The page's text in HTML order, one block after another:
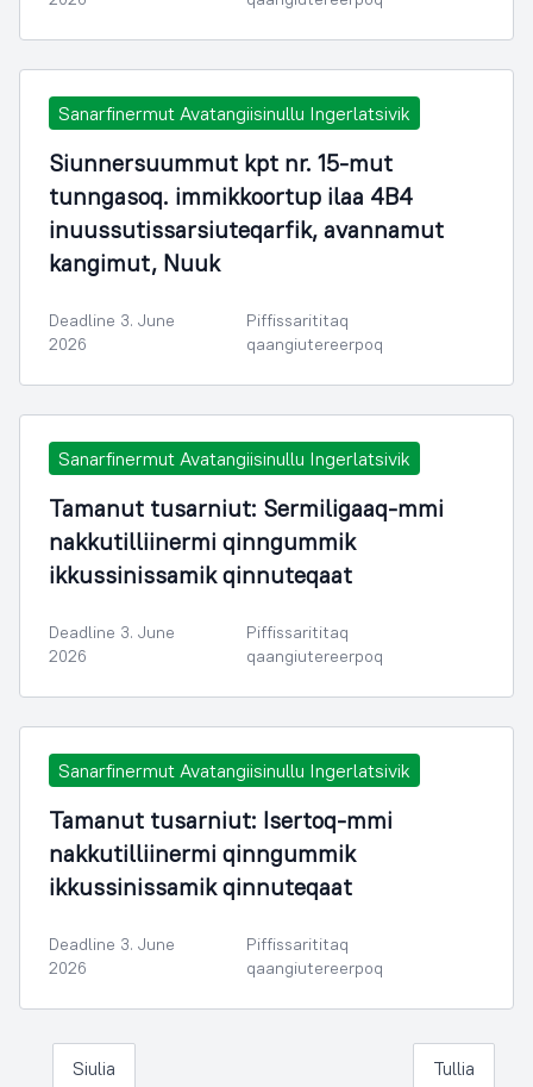
Sanarfinermut Avatangiisinullu Ingerlatsivik
Siunnersuummut kpt nr. 15-mut
tunngasoq. immikkoortup ilaa 4B4
inuussutissarsiuteqarfik, avannamut
kangimut, Nuuk
Deadline 3. June
2026
Piffissarititaq
qaangiutereerpoq
Sanarfinermut Avatangiisinullu Ingerlatsivik
Tamanut tusarniut: Sermiligaaq-mmi
nakkutilliinermi qinngummik
ikkussinissamik qinnuteqaat
Deadline 3. June
2026
Piffissarititaq
qaangiutereerpoq
Sanarfinermut Avatangiisinullu Ingerlatsivik
Tamanut tusarniut: Isertoq-mmi
nakkutilliinermi qinngummik
ikkussinissamik qinnuteqaat
Deadline 3. June
2026
Piffissarititaq
qaangiutereerpoq
Siulia Tullia